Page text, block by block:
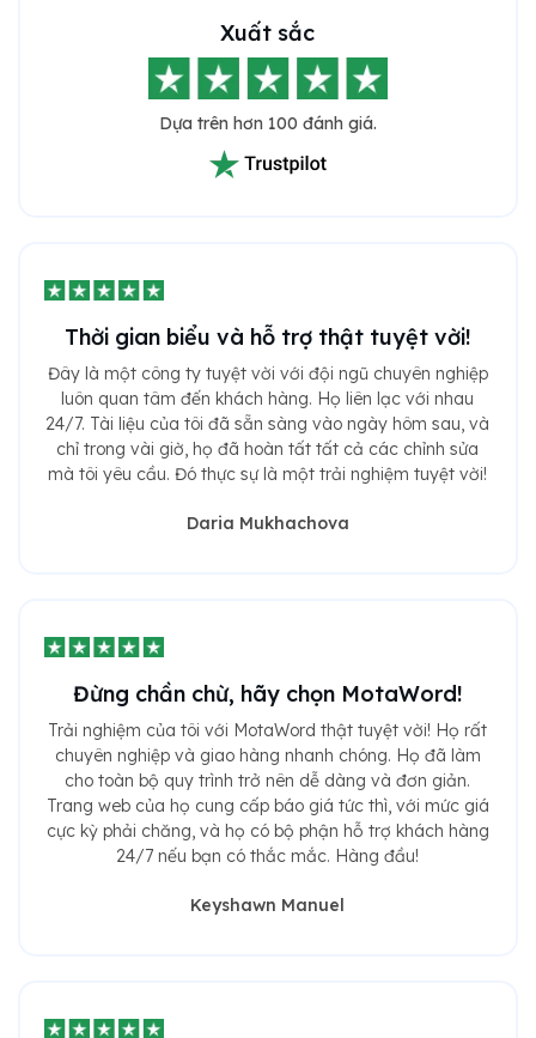
Xuất sắc
Dựa trên hơn 100 đánh giá.
Thời gian biểu và hỗ trợ thật tuyệt vời!
Đây là một công ty tuyệt vời với đội ngũ chuyên nghiệp
luôn quan tâm đến khách hàng. Họ liên lạc với nhau
24/7. Tài liệu của tôi đã sẵn sàng vào ngày hôm sau, và
chỉ trong vài giờ, họ đã hoàn tất tất cả các chỉnh sửa
mà tôi yêu cầu. Đó thực sự là một trải nghiệm tuyệt vời!
Daria Mukhachova
Đừng chần chừ, hãy chọn MotaWord!
Trải nghiệm của tôi với MotaWord thật tuyệt vời! Họ rất
chuyên nghiệp và giao hàng nhanh chóng. Họ đã làm
cho toàn bộ quy trình trở nên dễ dàng và đơn giản.
Trang web của họ cung cấp báo giá tức thì, với mức giá
cực kỳ phải chăng, và họ có bộ phận hỗ trợ khách hàng
24/7 nếu bạn có thắc mắc. Hàng đầu!
Keyshawn Manuel